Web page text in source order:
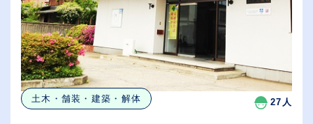
土木・舗装・建築・解体 27人